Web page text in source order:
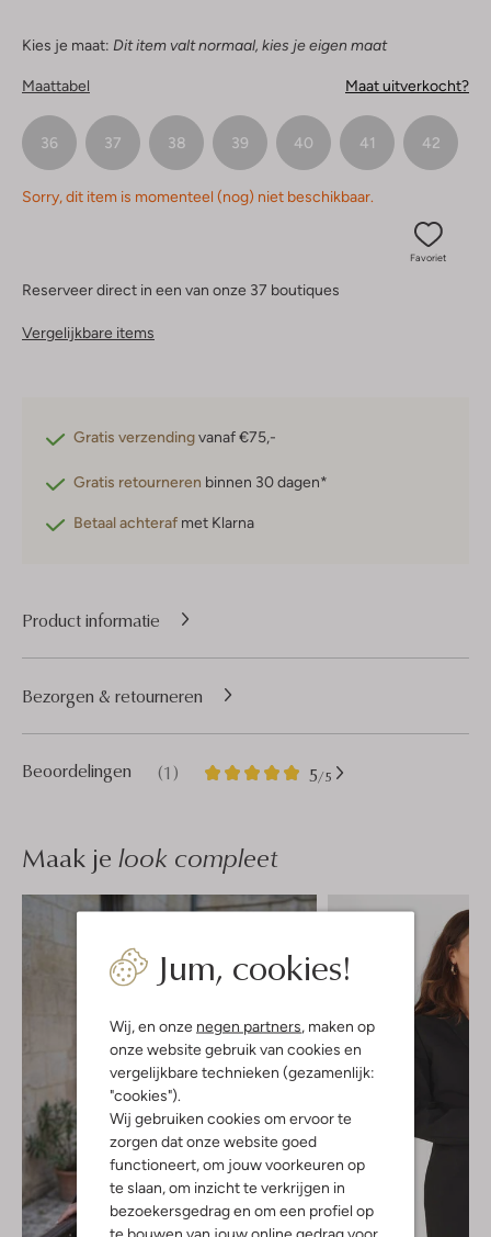
Jum, cookies!
Wij, en onze negen partners, maken op
onze website gebruik van cookies en
vergelijkbare technieken (gezamenlijk:
"cookies").
Wij gebruiken cookies om ervoor te
zorgen dat onze website goed
functioneert, om jouw voorkeuren op
te slaan, om inzicht te verkrijgen in
bezoekersgedrag en om een profiel op
te bouwen van jouw online gedrag voor
Kies je maat: Dit item valt normaal, kies je eigen maat
Maattabel Maat uitverkocht?
36 37 38 39 40 41 42
Sorry, dit item is momenteel (nog) niet beschikbaar.
Favoriet
Reserveer direct in een van onze 37 boutiques
Vergelijkbare items
Gratis verzendingvanaf €75,-
Gratis retourneren binnen 30 dagen*
Betaal achteraf met Klarna
Product informatie
Beoordelingen (1) 5/5
1
5
Bezorgen & retourneren
Maak je look compleet